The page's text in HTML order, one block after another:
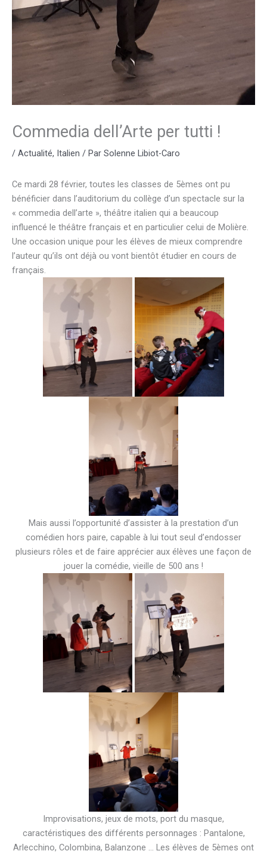
Commedia dell’Arte per tutti !
/ Actualité, Italien / Par Solenne Libiot-Caro
Ce mardi 28 février, toutes les classes de 5èmes ont pu
bénéficier dans l’auditorium du collège d’un spectacle sur la
« commedia dell’arte », théâtre italien qui a beaucoup
influencé le théâtre français et en particulier celui de Molière.
Une occasion unique pour les élèves de mieux comprendre
l’auteur qu’ils ont déjà ou vont bientôt étudier en cours de
français.
Mais aussi l’opportunité d’assister à la prestation d’un
comédien hors paire, capable à lui tout seul d’endosser
plusieurs rôles et de faire apprécier aux élèves une façon de
jouer la comédie, vieille de 500 ans !
Improvisations, jeux de mots, port du masque,
caractéristiques des différents personnages : Pantalone,
Arlecchino, Colombina, Balanzone … Les élèves de 5èmes ont